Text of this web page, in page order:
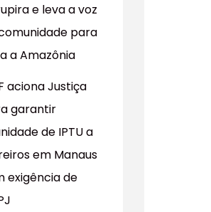
e leva a voz
para
a Amazônia
aciona Justiça
garantir
de IPTU a
em Manaus
exigência de